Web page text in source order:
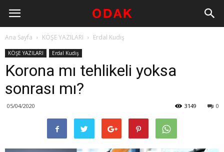
Ana Sayfa KÖŞE YAZILARI Erdal Kudiş
KÖŞE YAZILARI Erdal Kudiş
Korona mı tehlikeli yoksa
sonrası mı?
05/04/2020 0
3149